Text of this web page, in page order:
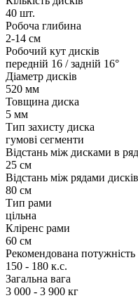
40 шт.
Робоча глибина
2-14 см
Робочий кут дисків
передній 16 / задній 16°
Діаметр дисків
520 мм
Товщина диска
5 мм
Тип захисту диска
гумові сегменти
Відстань між дисками в
25 см
Відстань між рядами дисків
80 см
Тип рами
цільна
Кліренс рами
60 см
Рекомендована потужність
150 - 180 к.с.
Загальна вага
3 000 - 3 900 кг